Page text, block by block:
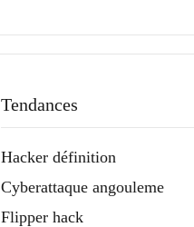
Tendances
Hacker définition
Cyberattaque angouleme
Flipper hack